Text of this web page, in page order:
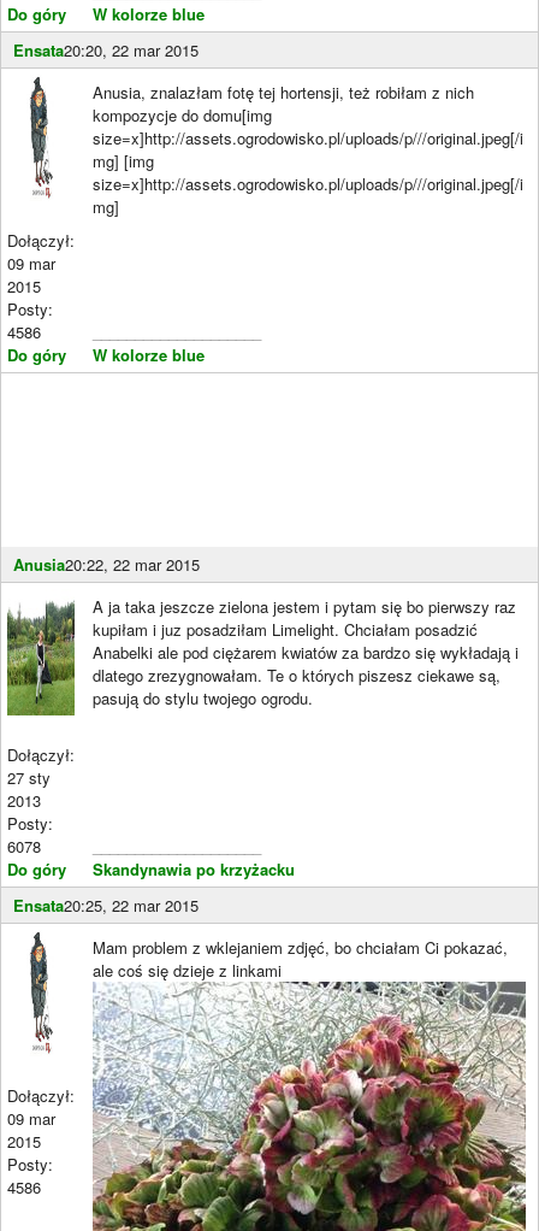
Do góry
W kolorze blue
Ensata20:20, 22 mar 2015
Dołączył:
09 mar
2015
Posty:
4586
Do góry
Anusia, znalazłam fotę tej hortensji, też robiłam z nich
kompozycje do domu[img
size=x]http://assets.ogrodowisko.pl/uploads/p///original.jpeg[/i
mg] [img
size=x]http://assets.ogrodowisko.pl/uploads/p///original.jpeg[/i
mg]
W kolorze blue
Anusia20:22, 22 mar 2015
Dołączył:
27 sty
2013
Posty:
6078
Do góry
A ja taka jeszcze zielona jestem i pytam się bo pierwszy raz
kupiłam i juz posadziłam Limelight. Chciałam posadzić
Anabelki ale pod ciężarem kwiatów za bardzo się wykładają i
dlatego zrezygnowałam. Te o których piszesz ciekawe są,
pasują do stylu twojego ogrodu.
Skandynawia po krzyżacku
Ensata20:25, 22 mar 2015
Dołączył:
09 mar
2015
Posty:
4586
Mam problem z wklejaniem zdjęć, bo chciałam Ci pokazać,
ale coś się dzieje z linkami